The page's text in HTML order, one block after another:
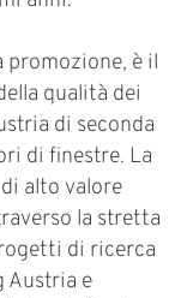
promozione, è il
qualità dei
di seconda
di finestre. La
alto valore
la stretta
di ricerca
Austria e